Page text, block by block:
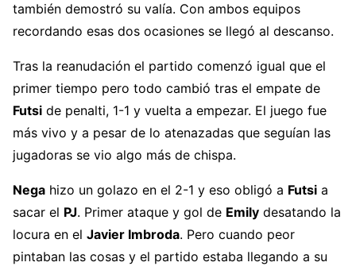
también demostró su valía. Con ambos equipos
recordando esas dos ocasiones se llegó al descanso.
Tras la reanudación el partido comenzó igual que el
primer tiempo pero todo cambió tras el empate de
Futsi de penalti, 1-1 y vuelta a empezar. El juego fue
más vivo y a pesar de lo atenazadas que seguían las
jugadoras se vio algo más de chispa.
Nega hizo un golazo en el 2-1 y eso obligó a Futsi a
sacar el PJ. Primer ataque y gol de Emily desatando la
locura en el Javier Imbroda. Pero cuando peor
pintaban las cosas y el partido estaba llegando a su